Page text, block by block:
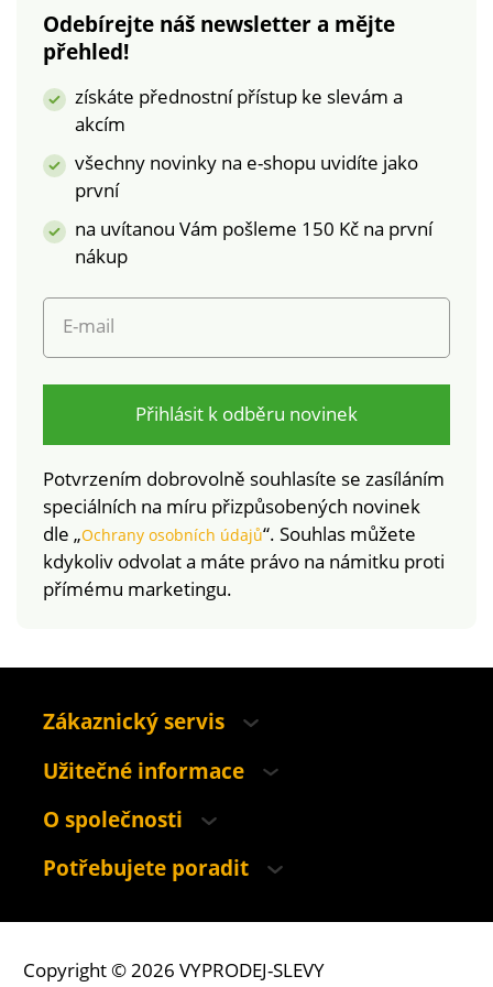
škodlivých látek a
výrobek je bezpečný
norem. Lze prát v
pračce.
výrobek je bezpečný
pračce.
Odebírejte náš newsletter a mějte
přehled!
získáte přednostní přístup ke slevám a
akcím
všechny novinky na e-shopu uvidíte jako
první
na uvítanou Vám pošleme 150 Kč na první
nákup
E-mail
Přihlásit k odběru novinek
Potvrzením dobrovolně souhlasíte se zasíláním
speciálních na míru přizpůsobených novinek
dle „Ochrany osobních údajů“. Souhlas můžete
kdykoliv odvolat a máte právo na námitku proti
přímému marketingu.
Zákaznický servis
Užitečné informace
O společnosti
Potřebujete poradit
Copyright © 2026 VYPRODEJ-SLEVY